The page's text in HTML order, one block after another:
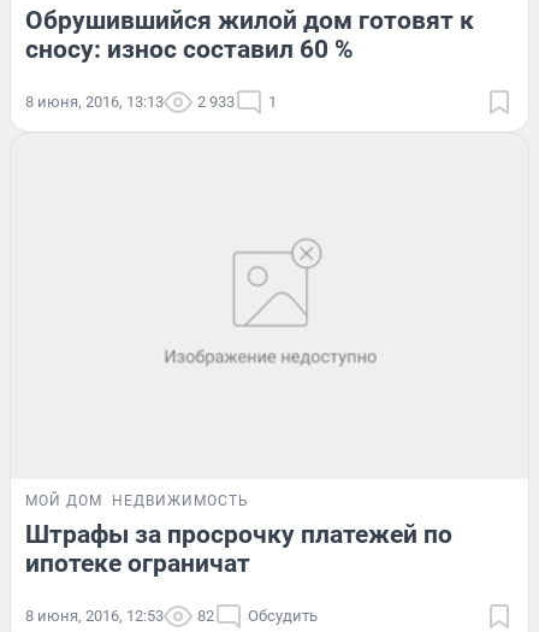
Обрушившийся жилой дом готовят к
сносу: износ составил 60 %
8 июня, 2016, 13:13 2 933 1
МОЙ ДОМ НЕДВИЖИМОСТЬ
Штрафы за просрочку платежей по
ипотеке ограничат
8 июня, 2016, 12:53 82 Обсудить